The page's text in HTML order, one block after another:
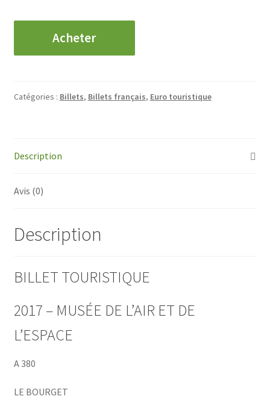
0
MUSÉE
DE
-
2017
Acheter
Catégories : Billets, Billets français, Euro touristique
Description
Avis (0)
Description
BILLET TOURISTIQUE
2017 – MUSÉE DE L’AIR ET DE
L’ESPACE
A 380
LE BOURGET